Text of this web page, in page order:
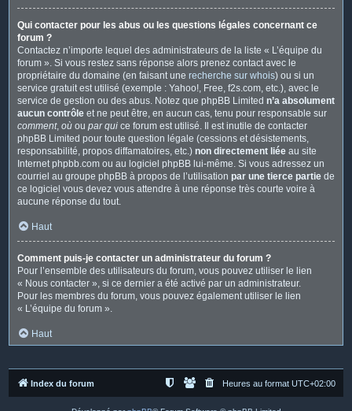
Qui contacter pour les abus ou les questions légales concernant ce
forum ?
Contactez n’importe lequel des administrateurs de la liste « L’équipe du
forum ». Si vous restez sans réponse alors prenez contact avec le
propriétaire du domaine (en faisant une recherche sur whois) ou si un
service gratuit est utilisé (exemple : Yahoo!, Free, f2s.com, etc.), avec le
service de gestion ou des abus. Notez que phpBB Limited n’a absolument
aucun contrôle et ne peut être, en aucun cas, tenu pour responsable sur
comment, où ou par qui ce forum est utilisé. Il est inutile de contacter
phpBB Limited pour toute question légale (cessions et désistements,
responsabilité, propos diffamatoires, etc.) non directement liée au site
Internet phpbb.com ou au logiciel phpBB lui-même. Si vous adressez un
courriel au groupe phpBB à propos de l’utilisation par une tierce partie de
ce logiciel vous devez vous attendre à une réponse très courte voire à
aucune réponse du tout.
Haut
Comment puis-je contacter un administrateur du forum ?
Pour l’ensemble des utilisateurs du forum, vous pouvez utiliser le lien
« Nous contacter », si ce dernier a été activé par un administrateur.
Pour les membres du forum, vous pouvez également utiliser le lien
« L’équipe du forum ».
Haut
Index du forum Heures au format UTC+02:00